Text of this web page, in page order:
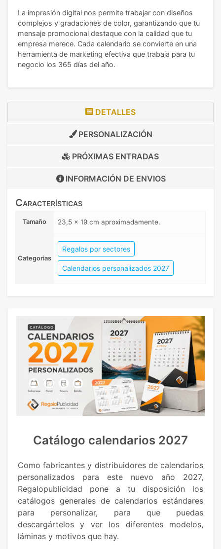
La impresión digital nos permite trabajar con diseños
complejos y gradaciones de color, garantizando que tu
mensaje promocional destaque con la calidad que tu
empresa merece. Cada calendario se convierte en una
herramienta de marketing efectiva que trabaja para tu
negocio los 365 días del año.
DETALLES
PERSONALIZACIÓN
PRÓXIMAS ENTRADAS
INFORMACIÓN DE ENVIOS
Características
Tamaño 23,5 x 19 cm aproximadamente.
Categorias
Regalos por sectores
Calendarios personalizados 2027
Catálogo calendarios 2027
Como fabricantes y distribuidores de calendarios
personalizados para este nuevo año 2027,
Regalopublicidad pone a tu disposición los
catálogos generales de calendarios estándares
para personalizar, para que puedas
descargártelos y ver los diferentes modelos,
láminas y motivos que hay.